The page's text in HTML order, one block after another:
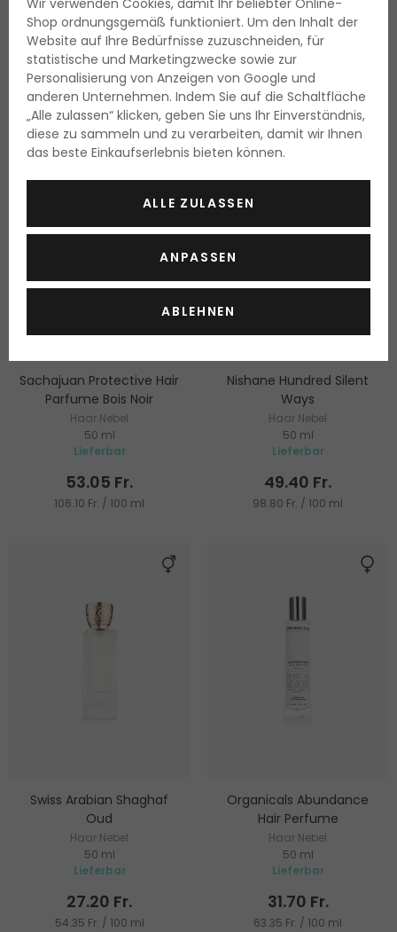
Lieferbar
12.85 Fr.
5.15 Fr. / 100 ml
50 ml
Lieferbar
178.00 Fr.
355.95 Fr. / 100 ml
Sachajuan Protective Hair
Parfume Bois Noir
Haar Nebel
50 ml
Lieferbar
53.05 Fr.
106.10 Fr. / 100 ml
Nishane Hundred Silent
Ways
Haar Nebel
50 ml
Lieferbar
49.40 Fr.
98.80 Fr. / 100 ml
Swiss Arabian Shaghaf
Oud
Haar Nebel
50 ml
Lieferbar
27.20 Fr.
54.35 Fr. / 100 ml
Organicals Abundance
Hair Perfume
Haar Nebel
50 ml
Lieferbar
31.70 Fr.
63.35 Fr. / 100 ml
Shop ordnungsgemäß funktioniert. Um den Inhalt der
Website auf Ihre Bedürfnisse zuzuschneiden, für
statistische und Marketingzwecke sowie zur
Personalisierung von Anzeigen von Google und
anderen Unternehmen. Indem Sie auf die Schaltfläche
„Alle zulassen“ klicken, geben Sie uns Ihr Einverständnis,
diese zu sammeln und zu verarbeiten, damit wir Ihnen
das beste Einkaufserlebnis bieten können.
ALLE ZULASSEN
ANPASSEN
ABLEHNEN